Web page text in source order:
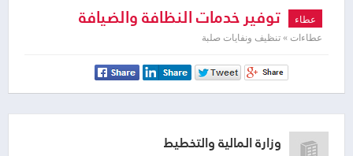
عطاء توفير خدمات النظافة والضيافة
عطاءات » تنظيف ونفايات صلبة
وزارة المالية والتخطيط